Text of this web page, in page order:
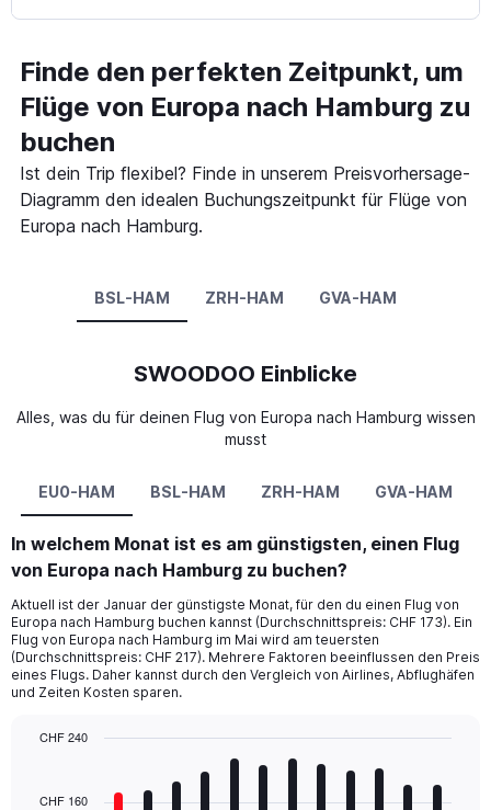
Finde den perfekten Zeitpunkt, um
Flüge von Europa nach Hamburg zu
buchen
Ist dein Trip flexibel? Finde in unserem Preisvorhersage-
Diagramm den idealen Buchungszeitpunkt für Flüge von
Europa nach Hamburg.
BSL-HAM ZRH-HAM GVA-HAM
SWOODOO Einblicke
Alles, was du für deinen Flug von Europa nach Hamburg wissen
musst
EU0-HAM BSL-HAM ZRH-HAM GVA-HAM
In welchem Monat ist es am günstigsten, einen Flug
von Europa nach Hamburg zu buchen?
Aktuell ist der Januar der günstigste Monat, für den du einen Flug von
Europa nach Hamburg buchen kannst (Durchschnittspreis: CHF 173). Ein
Flug von Europa nach Hamburg im Mai wird am teuersten
(Durchschnittspreis: CHF 217). Mehrere Faktoren beeinflussen den Preis
eines Flugs. Daher kannst durch den Vergleich von Airlines, Abflughäfen
und Zeiten Kosten sparen.
with
CHF 160
CHF 240